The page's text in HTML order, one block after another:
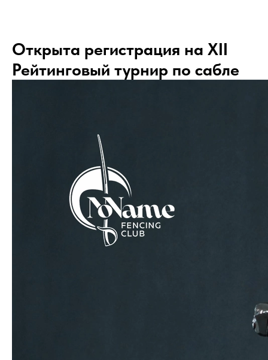
Открыта регистрация на XII
Рейтинговый турнир по сабле